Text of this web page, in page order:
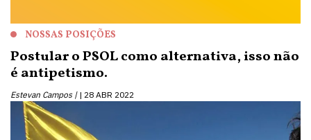
NOSSAS POSIÇÕES
Postular o PSOL como alternativa, isso não
é antipetismo.
Estevan Campos | 28 ABR 2022